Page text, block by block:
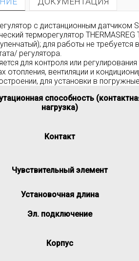
с дистанционным датчиком
терморегулятор
для работы не
регулятора.
для контроля или
отопления, вентиляции и
для установки в
способность
нагрузка)
Контакт
Чувствительный элемент
Установочная длина
Эл. подключение
Корпус